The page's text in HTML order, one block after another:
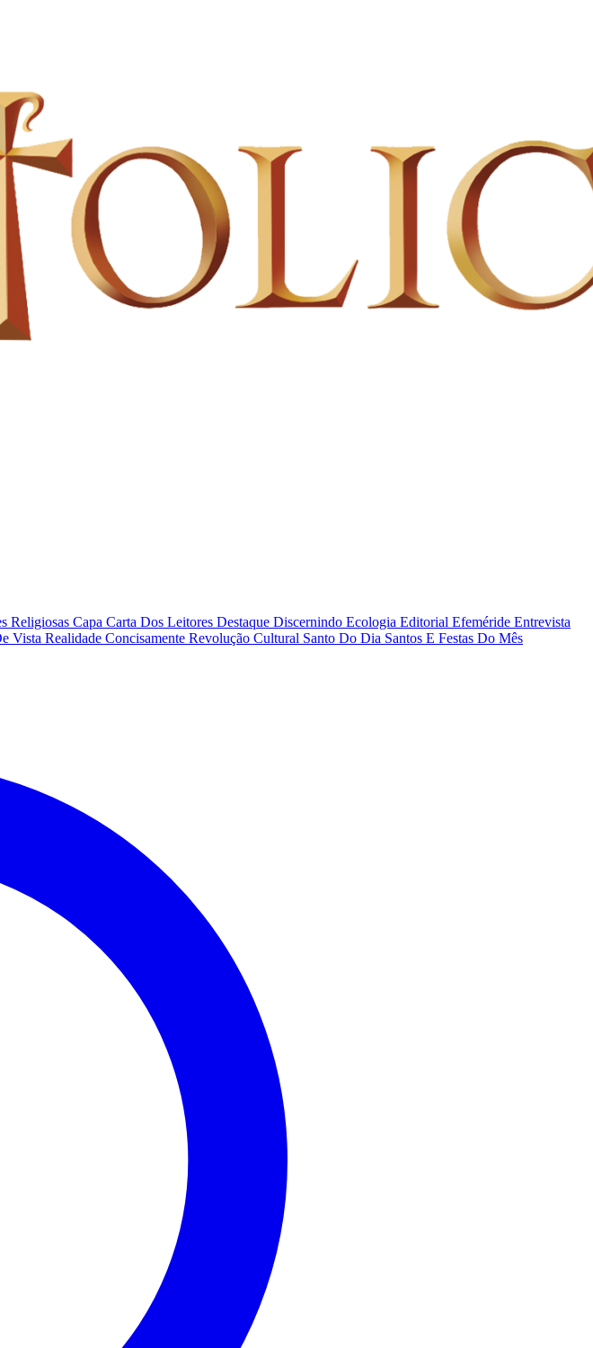
Religiosas Capa Carta Dos Leitores Destaque Discernindo Ecologia Editorial Efeméride Entrevista
Vista Realidade Concisamente Revolução Cultural Santo Do Dia Santos E Festas Do Mês